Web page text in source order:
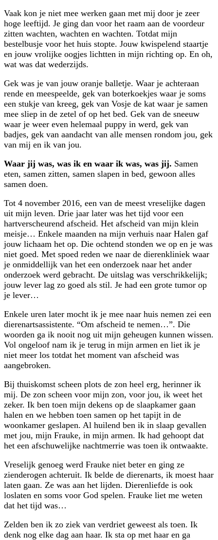
Vaak kon je niet mee werken gaan met mij door je zeer
hoge leeftijd. Je ging dan voor het raam aan de voordeur
zitten wachten, wachten en wachten. Totdat mijn
bestelbusje voor het huis stopte. Jouw kwispelend staartje
en jouw vrolijke oogjes lichtten in mijn richting op. En oh,
wat was dat wederzijds.
Gek was je van jouw oranje balletje. Waar je achteraan
rende en meespeelde, gek van boterkoekjes waar je soms
een stukje van kreeg, gek van Vosje de kat waar je samen
mee sliep in de zetel of op het bed. Gek van de sneeuw
waar je weer even helemaal puppy in werd, gek van
badjes, gek van aandacht van alle mensen rondom jou, gek
van mij en ik van jou.
Waar jij was, was ik en waar ik was, was jij. Samen
eten, samen zitten, samen slapen in bed, gewoon alles
samen doen.
Tot 4 november 2016, een van de meest vreselijke dagen
uit mijn leven. Drie jaar later was het tijd voor een
hartverscheurend afscheid. Het afscheid van mijn klein
meisje… Enkele maanden na mijn verhuis naar Halen gaf
jouw lichaam het op. Die ochtend stonden we op en je was
niet goed. Met spoed reden we naar de dierenkliniek waar
je onmiddellijk van het een onderzoek naar het ander
onderzoek werd gebracht. De uitslag was verschrikkelijk;
jouw lever lag zo goed als stil. Je had een grote tumor op
je lever…
Enkele uren later mocht ik je mee naar huis nemen zei een
dierenartsassistente. “Om afscheid te nemen…”. Die
woorden ga ik nooit nog uit mijn geheugen kunnen wissen.
Vol ongeloof nam ik je terug in mijn armen en liet ik je
niet meer los totdat het moment van afscheid was
aangebroken.
Bij thuiskomst scheen plots de zon heel erg, herinner ik
mij. De zon scheen voor mijn zon, voor jou, ik weet het
zeker. Ik ben toen mijn dekens op de slaapkamer gaan
halen en we hebben toen samen op het tapijt in de
woonkamer geslapen. Al huilend ben ik in slaap gevallen
met jou, mijn Frauke, in mijn armen. Ik had gehoopt dat
het een afschuwelijke nachtmerrie was toen ik ontwaakte.
Vreselijk genoeg werd Frauke niet beter en ging ze
zienderogen achteruit. Ik belde de dierenarts, ik moest haar
laten gaan. Ze was aan het lijden. Dierenliefde is ook
loslaten en soms voor God spelen. Frauke liet me weten
dat het tijd was…
Zelden ben ik zo ziek van verdriet geweest als toen. Ik
denk nog elke dag aan haar. Ik sta op met haar en ga